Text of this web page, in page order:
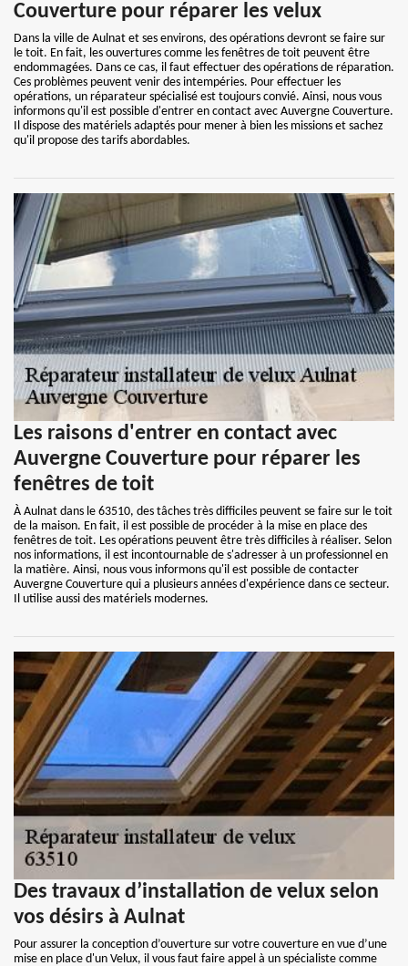
Couverture pour réparer les velux
Dans la ville de Aulnat et ses environs, des opérations devront se faire sur
le toit. En fait, les ouvertures comme les fenêtres de toit peuvent être
endommagées. Dans ce cas, il faut effectuer des opérations de réparation.
Ces problèmes peuvent venir des intempéries. Pour effectuer les
opérations, un réparateur spécialisé est toujours convié. Ainsi, nous vous
informons qu'il est possible d'entrer en contact avec Auvergne Couverture.
Il dispose des matériels adaptés pour mener à bien les missions et sachez
qu'il propose des tarifs abordables.
Les raisons d'entrer en contact avec
Auvergne Couverture pour réparer les
fenêtres de toit
À Aulnat dans le 63510, des tâches très difficiles peuvent se faire sur le toit
de la maison. En fait, il est possible de procéder à la mise en place des
fenêtres de toit. Les opérations peuvent être très difficiles à réaliser. Selon
nos informations, il est incontournable de s'adresser à un professionnel en
la matière. Ainsi, nous vous informons qu'il est possible de contacter
Auvergne Couverture qui a plusieurs années d'expérience dans ce secteur.
Il utilise aussi des matériels modernes.
Des travaux d’installation de velux selon
vos désirs à Aulnat
Pour assurer la conception d’ouverture sur votre couverture en vue d’une
mise en place d'un Velux, il vous faut faire appel à un spécialiste comme